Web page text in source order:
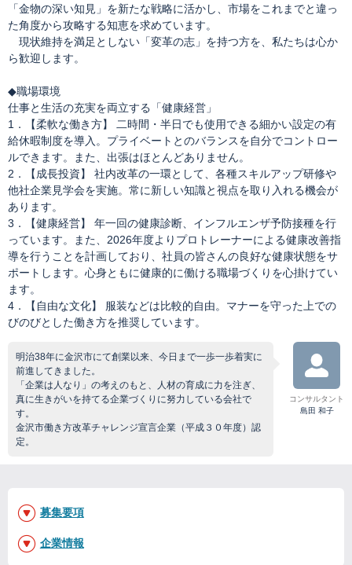
「金物の深い知見」を新たな戦略に活かし、市場をこれまでと違っ
た角度から攻略する知恵を求めています。
現状維持を満足としない「変革の志」を持つ方を、私たちは心か
ら歓迎します。
◆職場環境
仕事と生活の充実を両立する「健康経営」
1．【柔軟な働き方】 二時間・半日でも使用できる細かい設定の有
給休暇制度を導入。プライベートとのバランスを自分でコントロー
ルできます。また、出張はほとんどありません。
2．【成長投資】 社内改革の一環として、各種スキルアップ研修や
他社企業見学会を実施。常に新しい知識と視点を取り入れる機会が
あります。
3．【健康経営】 年一回の健康診断、インフルエンザ予防接種を行
っています。また、2026年度よりプロトレーナーによる健康改善指
導を行うことを計画しており、社員の皆さんの良好な健康状態をサ
ポートします。心身ともに健康的に働ける職場づくりを心掛けてい
ます。
4．【自由な文化】 服装などは比較的自由。マナーを守った上での
びのびとした働き方を推奨しています。
明治38年に金沢市にて創業以来、今日まで一歩一歩着実に
前進してきました。
「企業は人なり」の考えのもと、人材の育成に力を注ぎ、
真に生きがいを持てる企業づくりに努力している会社で
す。
金沢市働き方改革チャレンジ宣言企業（平成３０年度）認
定。
コンサルタント
島田 和子
募集要項
企業情報